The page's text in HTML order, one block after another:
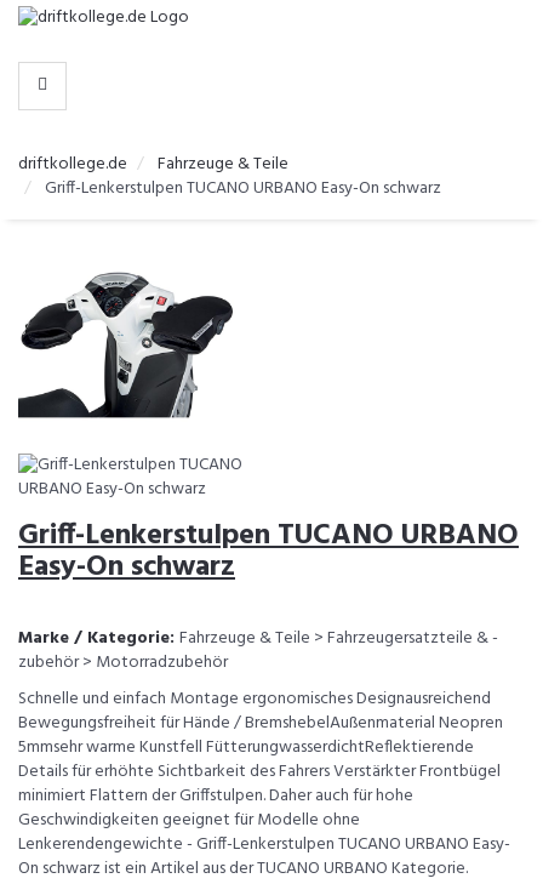
-
HERSTELLER
WÄHLEN
driftkollege.de
Fahrzeuge & Teile
Griff-Lenkerstulpen TUCANO URBANO Easy-On schwarz
Griff-Lenkerstulpen TUCANO URBANO
Easy-On schwarz
Marke / Kategorie: Fahrzeuge & Teile > Fahrzeugersatzteile & -
zubehör > Motorradzubehör
Schnelle und einfach Montage ergonomisches Designausreichend
Bewegungsfreiheit für Hände / BremshebelAußenmaterial Neopren
5mmsehr warme Kunstfell FütterungwasserdichtReflektierende
Details für erhöhte Sichtbarkeit des Fahrers Verstärkter Frontbügel
minimiert Flattern der Griffstulpen. Daher auch für hohe
Geschwindigkeiten geeignet für Modelle ohne
Lenkerendengewichte - Griff-Lenkerstulpen TUCANO URBANO Easy-
On schwarz ist ein Artikel aus der TUCANO URBANO Kategorie.